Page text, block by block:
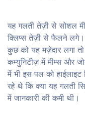
यह गलती तेज़ी से सोशल
क्लिप्स तेज़ी से फैलने लगे।
कुछ को यह मज़ेदार लगा
कम्युनिटीज़ में मीम्स और
में भी इस पल को
रहे थे कि क्या यह गलती
में जानकारी की कमी थी।